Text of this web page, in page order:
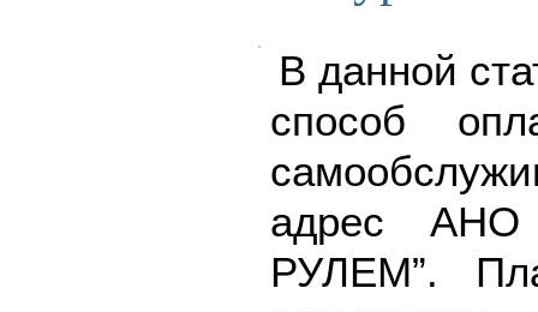
В данной
способ
адрес
РУЛЕМ”.